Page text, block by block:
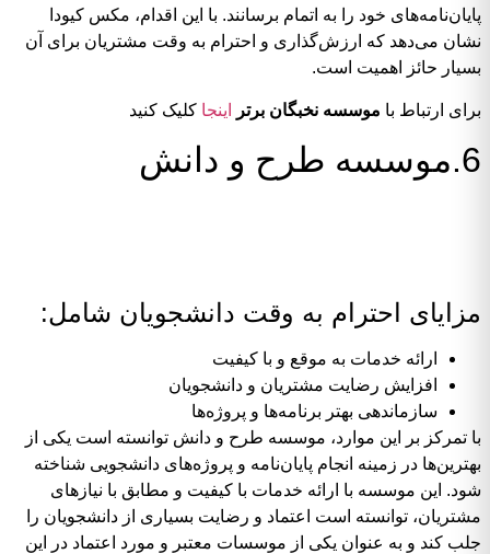
پایان‌نامه‌های خود را به اتمام برسانند. با این اقدام، مکس کیودا
نشان می‌دهد که ارزش‌گذاری و احترام به وقت مشتریان برای آن
بسیار حائز اهمیت است.
برای ارتباط با موسسه نخبگان برتر اینجا کلیک کنید
6.موسسه طرح و دانش
مزایای احترام به وقت دانشجویان شامل:
ارائه خدمات به موقع و با کیفیت
افزایش رضایت مشتریان و دانشجویان
سازماندهی بهتر برنامه‌ها و پروژه‌ها
با تمرکز بر این موارد، موسسه طرح و دانش توانسته است یکی از
بهترین‌ها در زمینه انجام پایان‌نامه و پروژه‌های دانشجویی شناخته
شود. این موسسه با ارائه خدمات با کیفیت و مطابق با نیازهای
مشتریان، توانسته است اعتماد و رضایت بسیاری از دانشجویان را
جلب کند و به عنوان یکی از موسسات معتبر و مورد اعتماد در این